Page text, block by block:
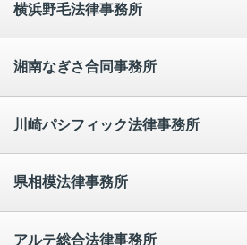
横浜野毛法律事務所
湘南なぎさ合同事務所
川崎パシフィック法律事務所
県相模法律事務所
アルテ総合法律事務所